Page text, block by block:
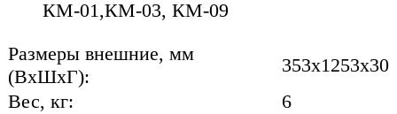
КМ-01,КМ-03, КМ-09
Размеры внешние, мм
(ВхШхГ):
353x1253x30
Вес, кг:
6